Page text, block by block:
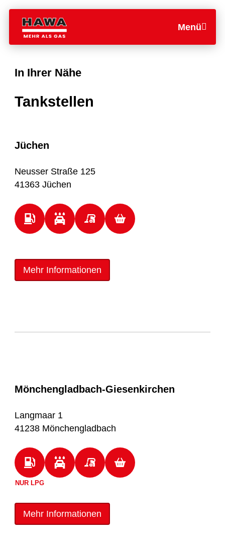
Menü
In Ihrer Nähe
Tankstellen
Jüchen
Neusser Straße 125
41363 Jüchen
Mehr Informationen
Mönchengladbach-Giesenkirchen
Langmaar 1
41238 Mönchengladbach
NUR LPG
Mehr Informationen